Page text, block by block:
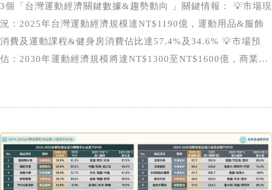
至日常家庭食材應用。供應來源方面，中國長期為冷凍草莓重要
供應國，智利穩居冷凍莓果類最大進口來源地，越南則在芒果、
鳳梨、火龍果及百香果等熱帶水果領域建立明顯競爭優勢。值得
注意的是，2025年越南已正式超越中國成為台灣最大冷凍水果
約20%的年複合成長率，反映飲食消費型態持續轉變。其中汽水
及氣泡飲主要成長動能來自無糖氣泡飲料需求快速提升，日本及
澳洲為主要增長來源國，顯示消費者對兼具口感與健康訴求飲品
的接受度持續提高；精緻葵花子油則受家庭烹調需求增加、餐飲
3個「台灣運動經濟關鍵數據&趨勢動向 」關鍵情報： 💡市場現
況：2025年台灣運動經濟規模達NT$1190億，運動用品&服飾
消費及運動課程&健身房消費佔比達57.4%及34.6% 💡市場預
估：2030年運動經濟規模將達NT$1300至NT$1600億，商業化